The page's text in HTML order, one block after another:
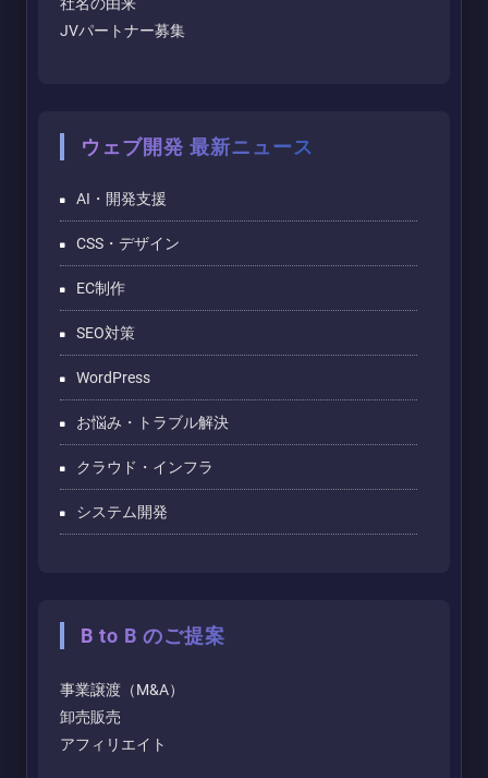
社名の由来
JVパートナー募集
ウェブ開発 最新ニュース
AI・開発支援
CSS・デザイン
EC制作
SEO対策
WordPress
お悩み・トラブル解決
クラウド・インフラ
システム開発
B to B のご提案
事業譲渡（M&A）
卸売販売
アフィリエイト